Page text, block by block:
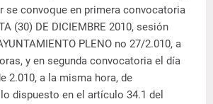
se convoque en primera convocatoria
(30) DE DICIEMBRE 2010, sesión
PLENO no 27/2.010, a
y en segunda convocatoria el día
2.010, a la misma hora, de
dispuesto en el artículo 34.1 del